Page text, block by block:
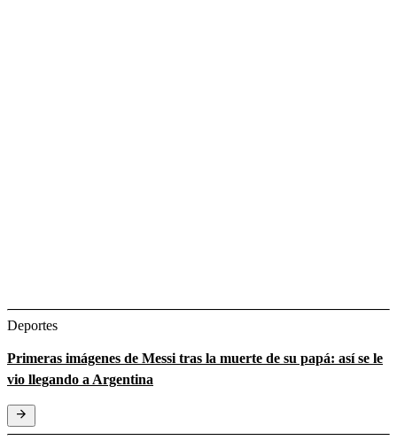
Deportes
Primeras imágenes de Messi tras la muerte de su papá: así se le
vio llegando a Argentina